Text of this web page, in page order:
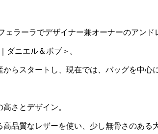
ェラーラでデザイナー兼オーナーのアン
ダニエル＆ボブ＞。
からスタートし、現在では、バッグを中心
さとデザイン。
高品質なレザーを使い、少し無骨さのある